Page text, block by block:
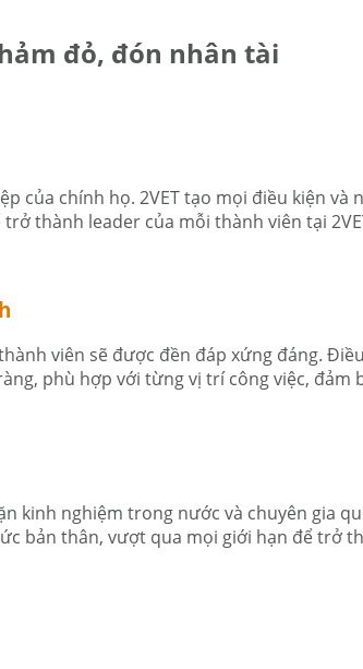
đỏ, đón nhân tài
của chính họ. 2VET tạo mọi điều kiện
thành leader của mỗi thành viên tại
viên sẽ được đền đáp xứng đáng.
phù hợp với từng vị trí công việc,
kinh nghiệm trong nước và chuyên gia
bản thân, vượt qua mọi giới hạn để trở